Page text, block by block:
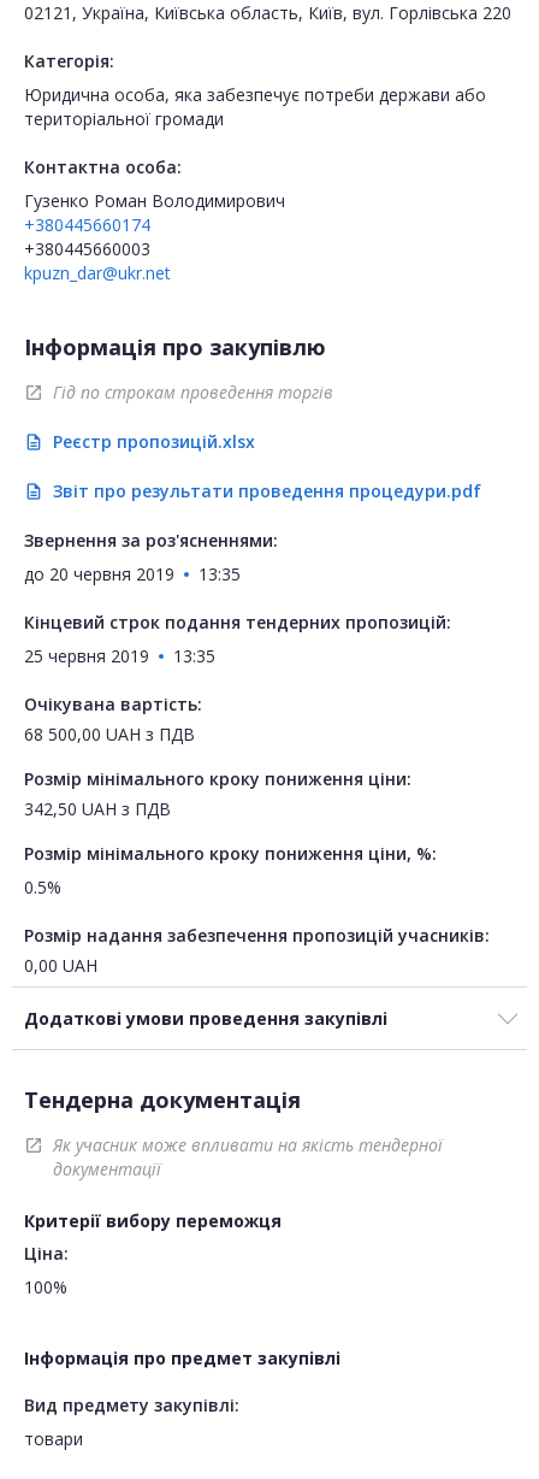
02121, Україна, Київська область, Київ, вул. Горлівська 220
Категорія:
Юридична особа, яка забезпечує потреби держави або
територіальної громади
Контактна особа:
Гузенко Роман Володимирович
+380445660174
+380445660003
kpuzn_dar@ukr.net
Інформація про закупівлю
open_in_new Гід по строкам проведення торгів
description Реєстр пропозицій.xlsx
description Звіт про результати проведення процедури.pdf
Звернення за роз'ясненнями:
до 20 червня 2019 13:35
Кінцевий строк подання тендерних пропозицій:
25 червня 2019
13:35
Очікувана вартість:
68 500,00 UAH з ПДВ
Розмір мінімального кроку пониження ціни:
342,50 UAH з ПДВ
Розмір мінімального кроку пониження ціни, %:
0.5%
Розмір надання забезпечення пропозицій учасників:
0,00 UAH
Додаткові умови проведення закупівлі
Тендерна документація
open_in_new
Як учасник може впливати на якість тендерної
документації
Критерії вибору переможця
Ціна:
100%
Інформація про предмет закупівлі
Вид предмету закупівлі:
товари